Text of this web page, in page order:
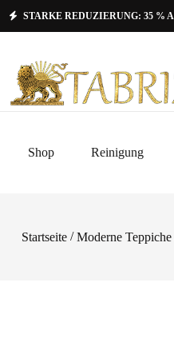
STARKE REDUZIERUNG: 35 %
Shop Reinigung
Startseite /Moderne Teppiche